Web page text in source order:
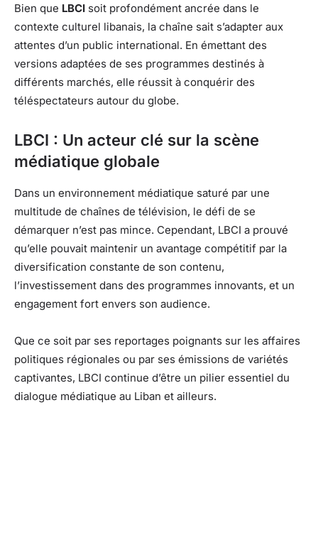
Bien que LBCI soit profondément ancrée dans le
contexte culturel libanais, la chaîne sait s’adapter aux
attentes d’un public international. En émettant des
versions adaptées de ses programmes destinés à
différents marchés, elle réussit à conquérir des
téléspectateurs autour du globe.
LBCI : Un acteur clé sur la scène
médiatique globale
Dans un environnement médiatique saturé par une
multitude de chaînes de télévision, le défi de se
démarquer n’est pas mince. Cependant, LBCI a prouvé
qu’elle pouvait maintenir un avantage compétitif par la
diversification constante de son contenu,
l’investissement dans des programmes innovants, et un
engagement fort envers son audience.
Que ce soit par ses reportages poignants sur les affaires
politiques régionales ou par ses émissions de variétés
captivantes, LBCI continue d’être un pilier essentiel du
dialogue médiatique au Liban et ailleurs.